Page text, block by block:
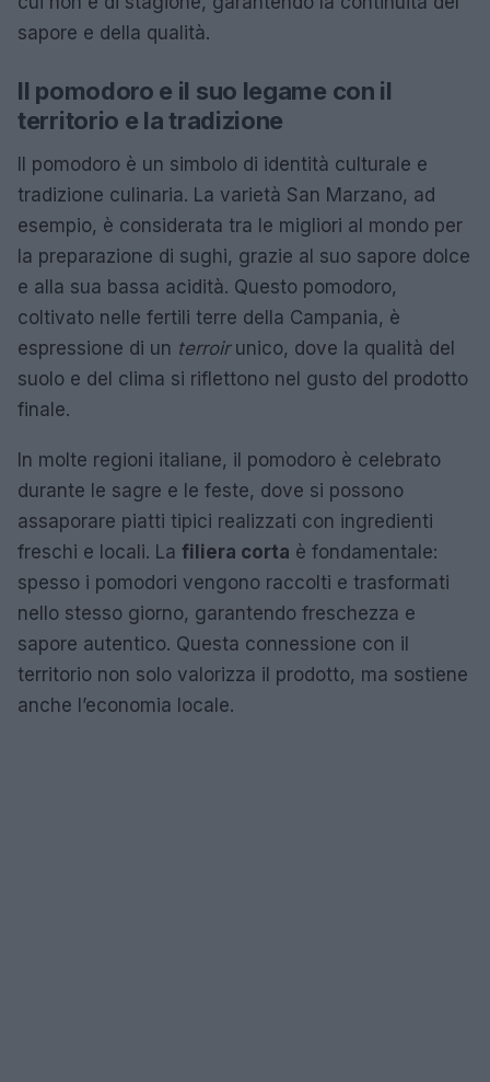
sapore e della qualità.
Il pomodoro e il suo legame con il
territorio e la tradizione
Il pomodoro è un simbolo di identità culturale e
tradizione culinaria. La varietà San Marzano, ad
esempio, è considerata tra le migliori al mondo per
la preparazione di sughi, grazie al suo sapore dolce
e alla sua bassa acidità. Questo pomodoro,
coltivato nelle fertili terre della Campania, è
espressione di un terroirunico, dove la qualità del
suolo e del clima si riflettono nel gusto del prodotto
finale.
In molte regioni italiane, il pomodoro è celebrato
durante le sagre e le feste, dove si possono
assaporare piatti tipici realizzati con ingredienti
freschi e locali. La filiera corta è fondamentale:
spesso i pomodori vengono raccolti e trasformati
nello stesso giorno, garantendo freschezza e
sapore autentico. Questa connessione con il
territorio non solo valorizza il prodotto, ma sostiene
anche l’economia locale.